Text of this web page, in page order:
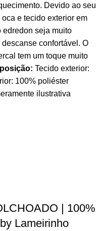
Devido ao seu
e tecido exterior em
edredon seja muito
confortável. O
tem um toque muito
Tecido exterior:
100% poliéster
ilustrativa
| 100%
Lameirinho